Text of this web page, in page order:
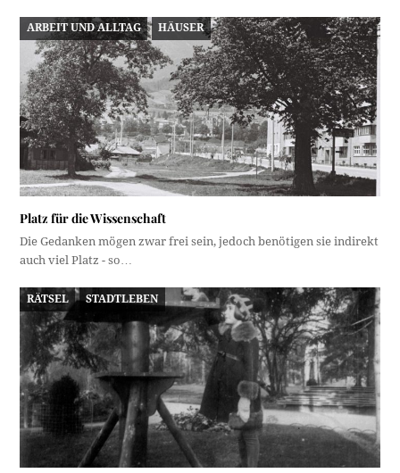
ARBEIT UND ALLTAG HÄUSER
Platz für die Wissenschaft
Die Gedanken mögen zwar frei sein, jedoch benötigen sie indirekt
auch viel Platz - so…
RÄTSEL STADTLEBEN